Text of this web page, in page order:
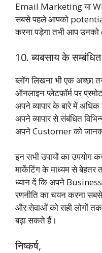
Email Marketing या
सबसे पहले आपको
करना पड़ेगा तभी आप
10. ब्यबसाय के
ब्लॉग लिखना भी एक अच्छा
ऑनलाइन प्लेटफ़ॉर्म पर
अपने व्यापार के बारे में
अपने व्यापार से संबंधित
अपने Customer को
इन सभी उपायों का
मार्केटिंग के माध्यम से
ध्यान दें कि अपने
रणनीति का चयन करना
और सेवाओं को सही लोगों
बढ़ा सकते हैं।
निष्कर्ष,